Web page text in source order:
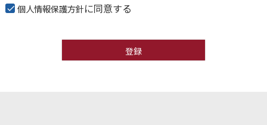
個人情報保護方針に同意する
登録